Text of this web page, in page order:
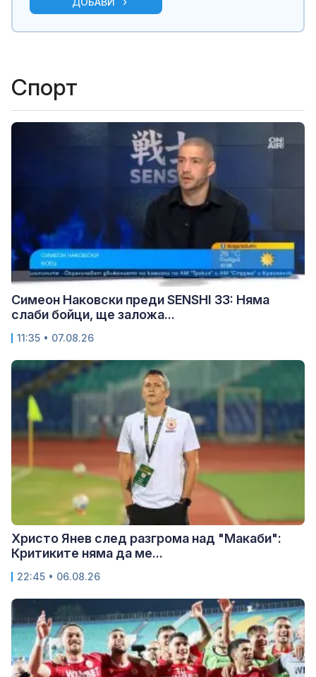
Спорт
Симеон Наковски преди SENSHI 33: Няма
слаби бойци, ще заложа...
11:35 • 07.08.26
Христо Янев след разгрома над "Макаби":
Критиките няма да ме...
22:45 • 06.08.26